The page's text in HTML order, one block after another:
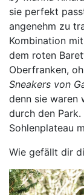
sie perfekt
angenehm zu
Kombination
dem roten
Oberfranken,
Sneakers von
denn sie waren
durch den
Sohlenplateau
Wie gefällt dir